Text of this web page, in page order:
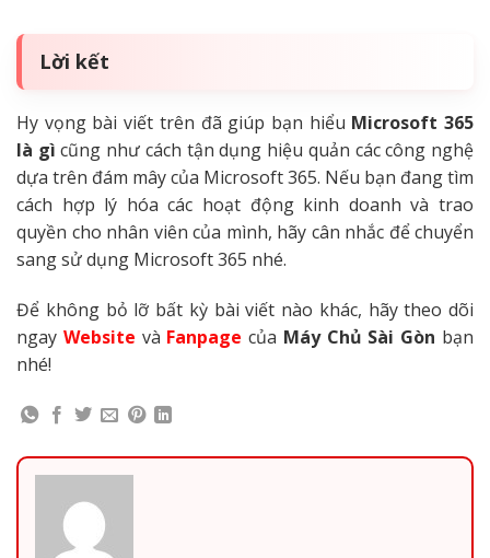
Lời kết
Hy vọng bài viết trên đã giúp bạn hiểu Microsoft 365
là gì cũng như cách tận dụng hiệu quản các công nghệ
dựa trên đám mây của Microsoft 365. Nếu bạn đang tìm
cách hợp lý hóa các hoạt động kinh doanh và trao
quyền cho nhân viên của mình, hãy cân nhắc để chuyển
sang sử dụng Microsoft 365 nhé.
Để không bỏ lỡ bất kỳ bài viết nào khác, hãy theo dõi
ngay Website và Fanpage của Máy Chủ Sài Gòn bạn
nhé!